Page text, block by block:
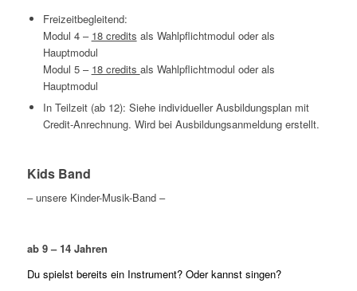
Freizeitbegleitend:
Modul 4 – 18 credits als Wahlpflichtmodul oder als
Hauptmodul
Modul 5 – 18 credits als Wahlpflichtmodul oder als
Hauptmodul
In Teilzeit (ab 12): Siehe individueller Ausbildungsplan mit
Credit-Anrechnung. Wird bei Ausbildungsanmeldung erstellt.
Kids Band
– unsere Kinder-Musik-Band –
ab 9 – 14 Jahren
Du spielst bereits ein Instrument? Oder kannst singen?